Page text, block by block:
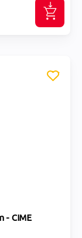
- CIME